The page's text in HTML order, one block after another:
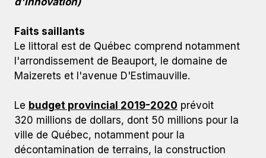
Faits saillants
Le littoral est de Québec comprend notamment
l'arrondissement de Beauport, le domaine de
Maizerets et l'avenue D'Estimauville.
Le budget provincial 2019-2020 prévoit
320 millions de dollars, dont 50 millions pour la
ville de Québec, notamment pour la
décontamination de terrains, la construction